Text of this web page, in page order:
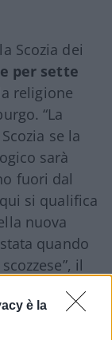
è la
Scozia dei
per sette
religione
“La
se la
sarà
fuori dal
si qualifica
nuova
quando
il
Il dibattito è